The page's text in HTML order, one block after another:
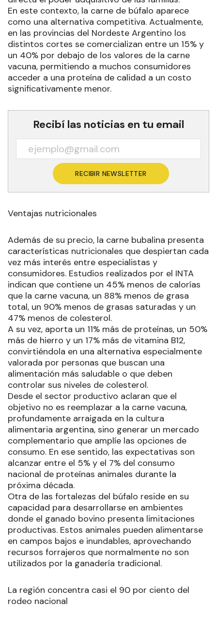
En este contexto, la carne de búfalo aparece
como una alternativa competitiva. Actualmente,
en las provincias del Nordeste Argentino los
distintos cortes se comercializan entre un 15% y
un 40% por debajo de los valores de la carne
vacuna, permitiendo a muchos consumidores
acceder a una proteína de calidad a un costo
significativamente menor.
Recibí las noticias en tu email
RECIBIR NEWSLETTER
Ventajas nutricionales
Además de su precio, la carne bubalina presenta
características nutricionales que despiertan cada
vez más interés entre especialistas y
consumidores. Estudios realizados por el INTA
indican que contiene un 45% menos de calorías
que la carne vacuna, un 88% menos de grasa
total, un 90% menos de grasas saturadas y un
47% menos de colesterol.
A su vez, aporta un 11% más de proteínas, un 50%
más de hierro y un 17% más de vitamina B12,
convirtiéndola en una alternativa especialmente
valorada por personas que buscan una
alimentación más saludable o que deben
controlar sus niveles de colesterol.
Desde el sector productivo aclaran que el
objetivo no es reemplazar a la carne vacuna,
profundamente arraigada en la cultura
alimentaria argentina, sino generar un mercado
complementario que amplíe las opciones de
consumo. En ese sentido, las expectativas son
alcanzar entre el 5% y el 7% del consumo
nacional de proteínas animales durante la
próxima década.
Otra de las fortalezas del búfalo reside en su
capacidad para desarrollarse en ambientes
donde el ganado bovino presenta limitaciones
productivas. Estos animales pueden alimentarse
en campos bajos e inundables, aprovechando
recursos forrajeros que normalmente no son
utilizados por la ganadería tradicional.
La región concentra casi el 90 por ciento del
rodeo nacional